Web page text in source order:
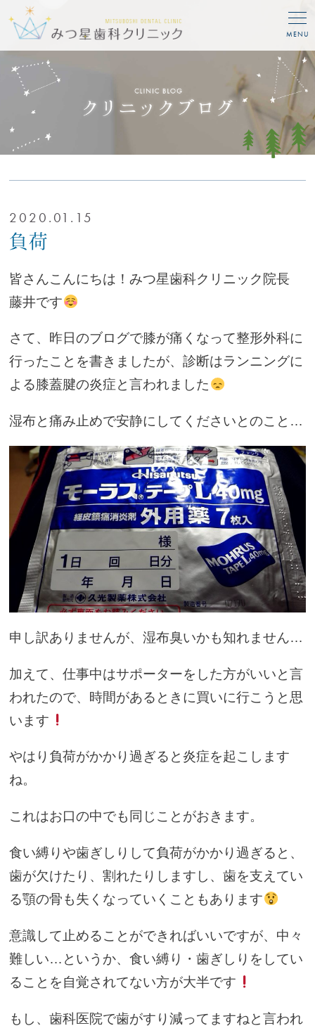
MENU
2020.01.15
負荷
皆さんこんにちは！みつ星歯科クリニック院長
藤井です
さて、昨日のブログで膝が痛くなって整形外科に
行ったことを書きましたが、診断はランニングに
よる膝蓋腱の炎症と言われました
湿布と痛み止めで安静にしてくださいとのこと…
申し訳ありませんが、湿布臭いかも知れません…
加えて、仕事中はサポーターをした方がいいと言
われたので、時間があるときに買いに行こうと思
います
やはり負荷がかかり過ぎると炎症を起こします
ね。
これはお口の中でも同じことがおきます。
食い縛りや歯ぎしりして負荷がかかり過ぎると、
歯が欠けたり、割れたりしますし、歯を支えてい
る顎の骨も失くなっていくこともあります
意識して止めることができればいいですが、中々
難しい…というか、食い縛り・歯ぎしりをしてい
ることを自覚されてない方が大半です
もし、歯科医院で歯がすり減ってますねと言われ